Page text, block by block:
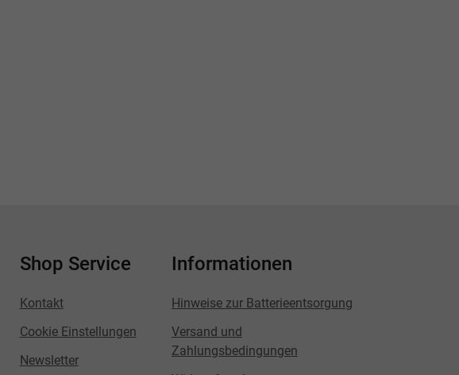
Shop Service
Kontakt
Cookie Einstellungen
Newsletter
Informationen
Hinweise zur Batterieentsorgung
Versand und
Zahlungsbedingungen